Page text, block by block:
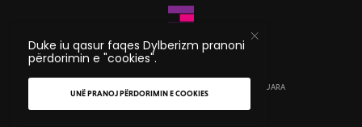
© 2020 DYLBERIZM - TË GJITHA TË DREJTAT E REZERVUARA
Duke iu qasur faqes Dylberizm pranoni
përdorimin e "cookies".
UNË PRANOJ PËRDORIMIN E COOKIES